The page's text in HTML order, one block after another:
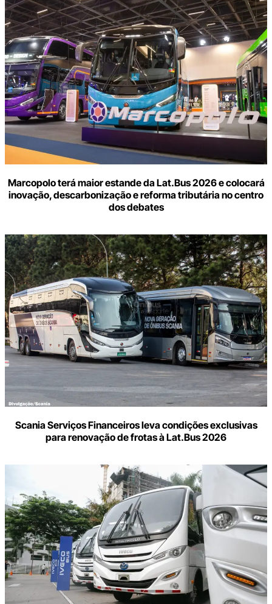
Marcopolo terá maior estande da Lat.Bus 2026 e colocará
inovação, descarbonização e reforma tributária no centro
dos debates
Scania Serviços Financeiros leva condições exclusivas
para renovação de frotas à Lat.Bus 2026